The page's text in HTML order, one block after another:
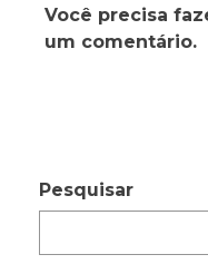
Você precisa
um comentário.
Pesquisar